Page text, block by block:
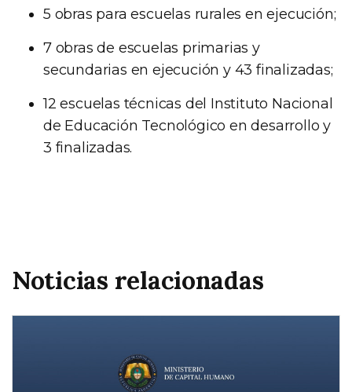
5 obras para escuelas rurales en ejecución;
7 obras de escuelas primarias y
secundarias en ejecución y 43 finalizadas;
12 escuelas técnicas del Instituto Nacional
de Educación Tecnológico en desarrollo y
3 finalizadas.
Noticias relacionadas